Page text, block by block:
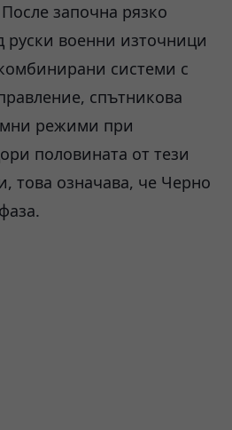
започна рязко
руски военни източници
системи с
спътникова
режими при
половината от тези
това означава, че Черно